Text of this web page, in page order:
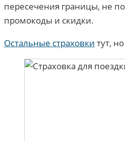
пересечения границы, не
промокоды и скидки.
Остальные страховки тут,